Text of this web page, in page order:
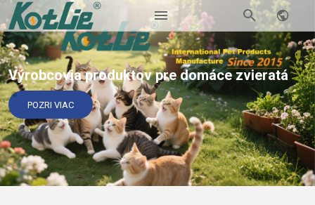
Výrobcovia produktov pre domáce zvieratá
POZRI VIAC